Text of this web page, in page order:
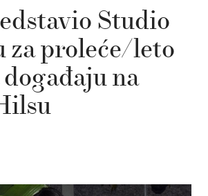
Studio
za proleće/leto
na